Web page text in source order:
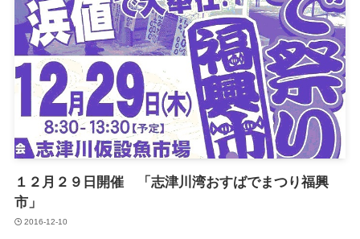
１２月２９日開催 「志津川湾おすばでまつり福興
市」
2016-12-10